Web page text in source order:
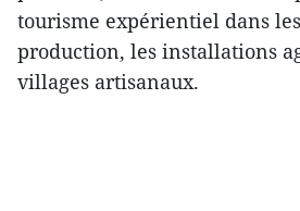
tourisme expérientiel dans
production, les installations
villages artisanaux.